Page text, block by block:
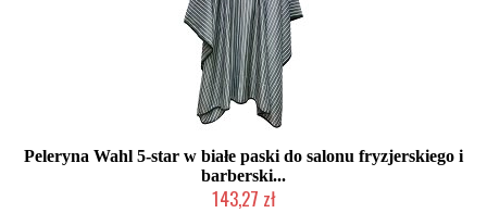
Peleryna Wahl 5-star w białe paski do salonu fryzjerskiego i
barberski...
143,27 zł